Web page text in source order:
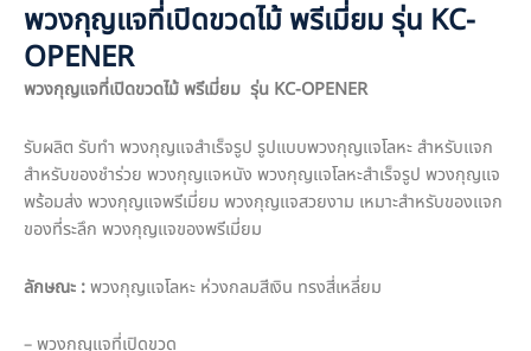
พวงกุญแจที่เปิดขวดไม้ พรีเมี่ยม รุ่น KC-
OPENER
พวงกุญแจที่เปิดขวดไม้ พรีเมี่ยม รุ่น KC-OPENER
รับผลิต รับทำ พวงกุญแจสำเร็จรูป รูปแบบพวงกุญแจโลหะ สำหรับแจก
สำหรับของชำร่วย พวงกุญแจหนัง พวงกุญแจโลหะสำเร็จรูป พวงกุญแจ
พร้อมส่ง พวงกุญแจพรีเมี่ยม พวงกุญแจสวยงาม เหมาะสำหรับของแจก
ของที่ระลึก พวงกุญแจของพรีเมี่ยม
ลักษณะ :พวงกุญแจโลหะ ห่วงกลมสีเงิน ทรงสี่เหลี่ยม
– พวงกุญแจที่เปิดขวด